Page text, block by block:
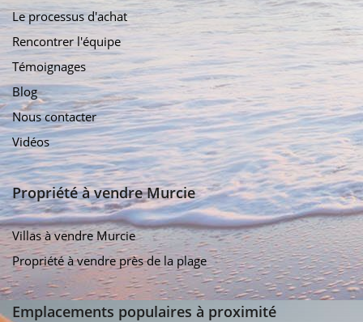
Le processus d'achat
Rencontrer l'équipe
Témoignages
Blog
Nous contacter
Vidéos
Propriété à vendre Murcie
Villas à vendre Murcie
Propriété à vendre près de la plage
Emplacements populaires à proximité